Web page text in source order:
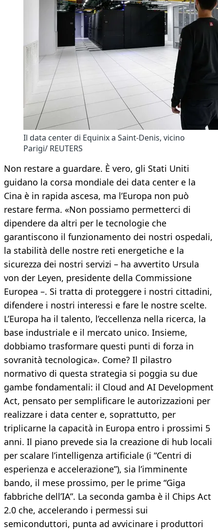
Il data center di Equinix a Saint-Denis, vicino
Parigi/ REUTERS
Non restare a guardare. È vero, gli Stati Uniti
guidano la corsa mondiale dei data center e la
Cina è in rapida ascesa, ma l’Europa non può
restare ferma. «Non possiamo permetterci di
dipendere da altri per le tecnologie che
garantiscono il funzionamento dei nostri ospedali,
la stabilità delle nostre reti energetiche e la
sicurezza dei nostri servizi – ha avvertito Ursula
von der Leyen, presidente della Commissione
Europea –. Si tratta di proteggere i nostri cittadini,
difendere i nostri interessi e fare le nostre scelte.
L’Europa ha il talento, l’eccellenza nella ricerca, la
base industriale e il mercato unico. Insieme,
dobbiamo trasformare questi punti di forza in
sovranità tecnologica». Come? Il pilastro
normativo di questa strategia si poggia su due
gambe fondamentali: il Cloud and AI Development
Act, pensato per semplificare le autorizzazioni per
realizzare i data center e, soprattutto, per
triplicarne la capacità in Europa entro i prossimi 5
anni. Il piano prevede sia la creazione di hub locali
per scalare l’intelligenza artificiale (i “Centri di
esperienza e accelerazione”), sia l’imminente
bando, il mese prossimo, per le prime “Giga
fabbriche dell’IA”. La seconda gamba è il Chips Act
2.0 che, accelerando i permessi sui
semiconduttori, punta ad avvicinare i produttori